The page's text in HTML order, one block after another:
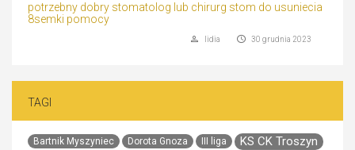
potrzebny dobry stomatolog lub chirurg stom do usuniecia
8semki pomocy
30 grudnia 2023
lidia
TAGI
Bartnik Myszyniec Dorota Gnoza III liga KS CK Troszyn